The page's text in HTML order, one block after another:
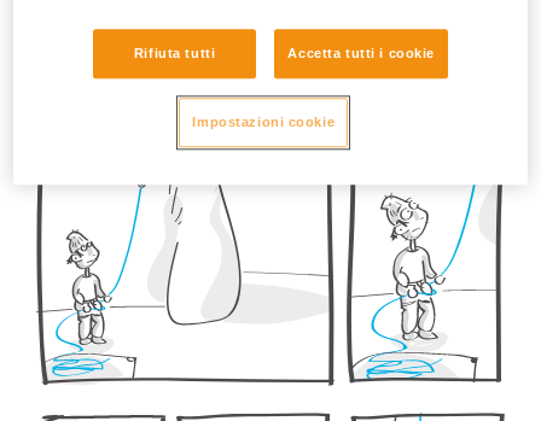
Rifiuta tutti Accetta tutti i cookie
Impostazioni cookie